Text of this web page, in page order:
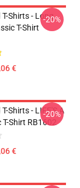
T-Shirts - Long
T-Shirt
€
-20%
Shirts - LIFE'S A
Shirt RB1602
€
-20%